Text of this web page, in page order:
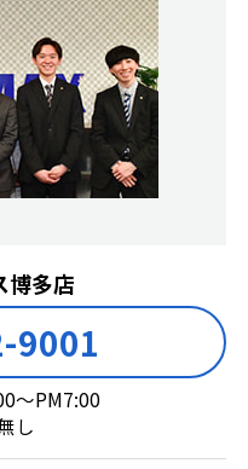
博多店
9001
～PM7:00
し